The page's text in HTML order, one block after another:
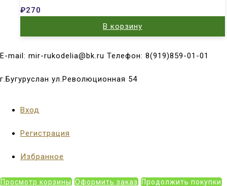
₽270
В корзину
E-mail: mir-rukodelia@bk.ru Телефон: 8(919)859-01-01
г.Бугуруслан ул.Революционная 54
Вход
Регистрация
Избранное
Просмотр корзины Оформить заказ Продолжить покупки